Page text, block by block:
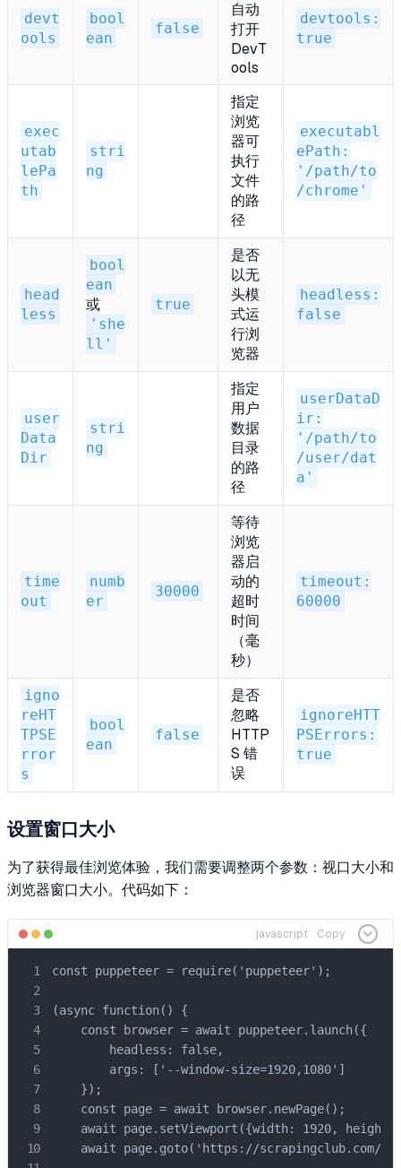
devt
ools
bool
ean
false
自动
打开
DevT
ools
devtools:
true
exec
utab
lePa
th
stri
ng
指定
浏览
器可
执行
文件
的路
径
executabl
ePath:
'/path/to
/chrome'
head
less
bool
ean
或
'she
ll'
true
是否
以无
头模
式运
行浏
览器
headless:
false
user
Data
Dir
stri
ng
指定
用户
数据
目录
的路
径
userDataD
ir:
'/path/to
/user/dat
a'
time
out
numb
er
30000
等待
浏览
器启
动的
超时
时间
（毫
秒）
timeout:
60000
igno
reHT
TPSE
rror
s
bool
ean
false
是否
忽略
HTTP
S 错
误
ignoreHTT
PSErrors:
true
设置窗口大小
为了获得最佳浏览体验，我们需要调整两个参数：视口大小和
浏览器窗口大小。代码如下：
javascript Copy
const puppeteer = require('puppeteer');
(async function() {
    const browser = await puppeteer.launch({
        headless: false,
        args: ['--window-size=1920,1080']
    });
    const page = await browser.newPage();
await page.setViewport({width: 1920, height:
await page.goto('https://scrapingclub.com/